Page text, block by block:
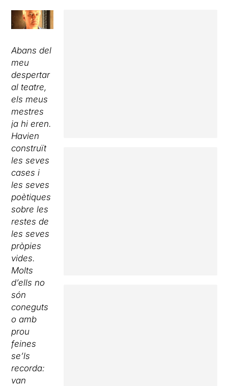
Abans del
meu
despertar
al teatre,
els meus
mestres
ja hi eren.
Havien
construït
les seves
cases i
les seves
poètiques
sobre les
restes de
les seves
pròpies
vides.
Molts
d’ells no
són
coneguts
o amb
prou
feines
se’ls
recorda:
van